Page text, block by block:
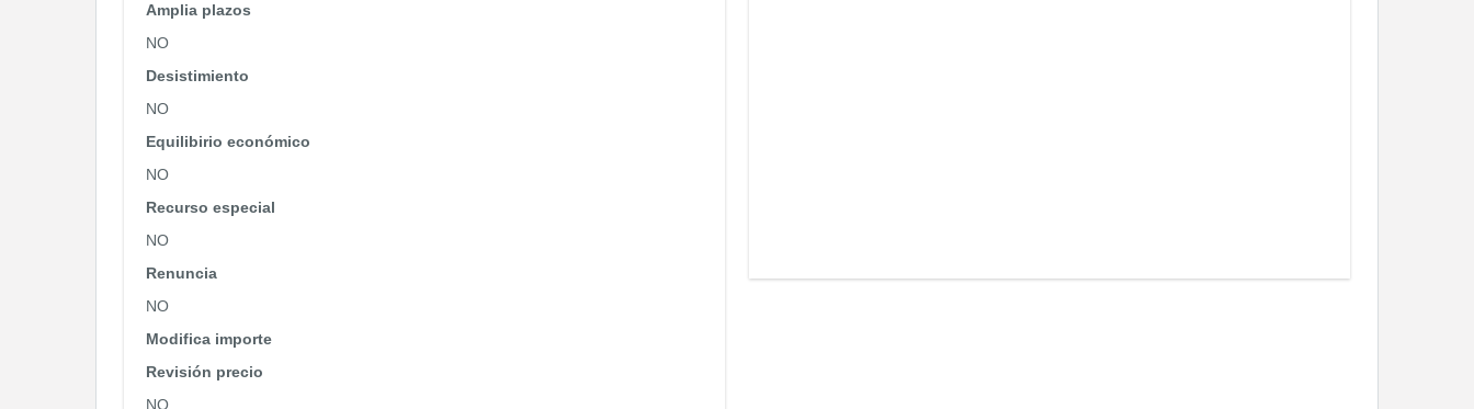
Amplia plazos
NO
Desistimiento
NO
Equilibirio económico
NO
Recurso especial
NO
Renuncia
NO
Modifica importe
Revisión precio
NO